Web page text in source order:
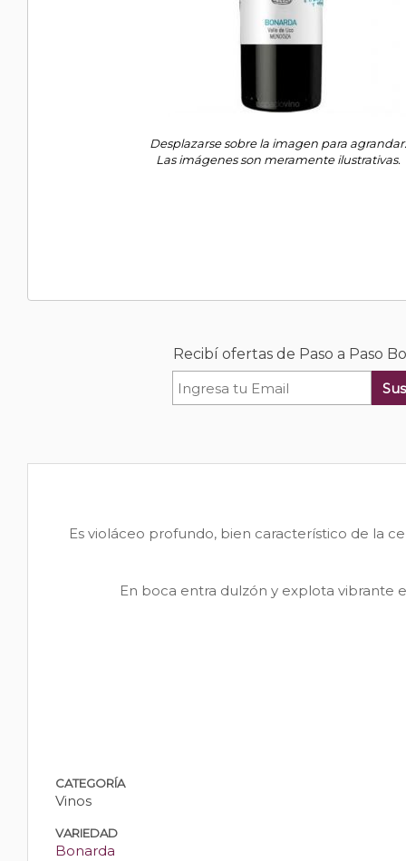
Desplazarse sobre la imagen para agrandar.
Las imágenes son meramente ilustrativas.
Recibí ofertas de Paso a Paso
Es violáceo profundo, bien característico de la
En boca entra dulzón y explota vibrante
CATEGORÍA
Vinos
VARIEDAD
Bonarda